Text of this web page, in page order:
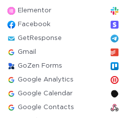
Elementor
Facebook
GetResponse
Gmail
GoZen Forms
Google Analytics
Google Calendar
Google Contacts